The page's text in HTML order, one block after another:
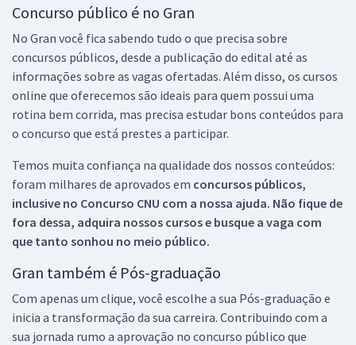
Concurso público é no Gran
No Gran você fica sabendo tudo o que precisa sobre
concursos públicos, desde a publicação do edital até as
informações sobre as vagas ofertadas. Além disso, os cursos
online que oferecemos são ideais para quem possui uma
rotina bem corrida, mas precisa estudar bons conteúdos para
o concurso que está prestes a participar.
Temos muita confiança na qualidade dos nossos conteúdos:
foram milhares de aprovados em concursos públicos,
inclusive no Concurso CNU com a nossa ajuda. Não fique de
fora dessa, adquira nossos cursos e busque a vaga com
que tanto sonhou no meio público.
Gran também é Pós-graduação
Com apenas um clique, você escolhe a sua Pós-graduação e
inicia a transformação da sua carreira. Contribuindo com a
sua jornada rumo a aprovação no concurso público que